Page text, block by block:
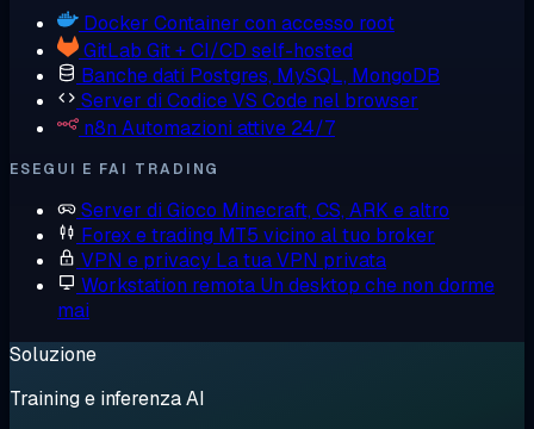
Docker Container con accesso root
GitLab Git + CI/CD self-hosted
Banche dati Postgres, MySQL, MongoDB
Server di CodiceVS Code nel browser
n8n Automazioni attive 24/7
ESEGUI E FAI TRADING
Server di Gioco Minecraft, CS, ARK e altro
Forex e trading MT5 vicino al tuo broker
VPN e privacy La tua VPN privata
Workstation remota Un desktop che non dorme
mai
Soluzione
Training e inferenza AI